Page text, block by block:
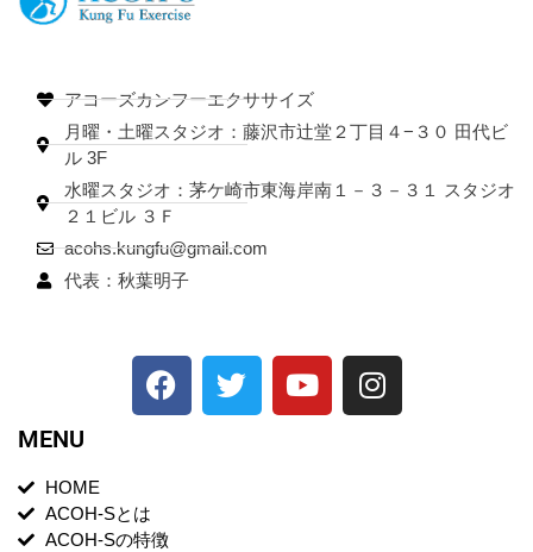
アコーズカンフーエクササイズ
月曜・土曜スタジオ：藤沢市辻堂２丁目４−３０ 田代ビ
ル 3F
水曜スタジオ：茅ケ崎市東海岸南１－３－３１ スタジオ
２１ビル ３Ｆ
acohs.kungfu@gmail.com
代表：秋葉明子
MENU
HOME
ACOH-Sとは
ACOH-Sの特徴